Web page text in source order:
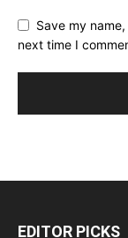
Save my
next time I
EDITOR PICKS